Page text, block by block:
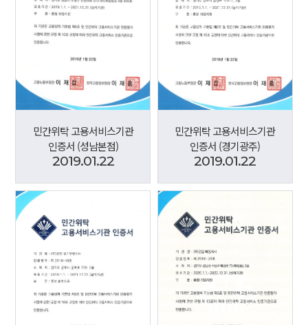
민간위탁 고용서비스기관
인증서 (성남본점)
2019.01.22
민간위탁 고용서비스기관
인증서 (경기광주)
2019.01.22